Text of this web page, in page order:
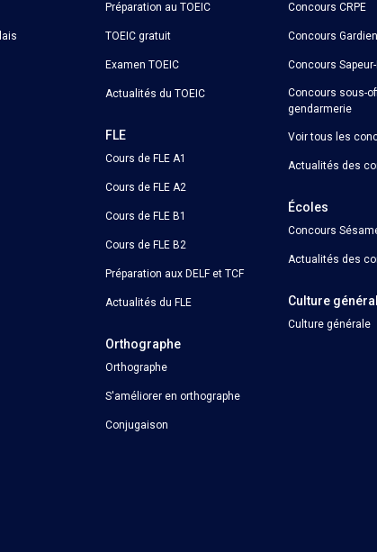
Préparation au TOEIC
TOEIC gratuit
Examen TOEIC
Actualités du TOEIC
FLE
Cours de FLE A1
Cours de FLE A2
Cours de FLE B1
Cours de FLE B2
Préparation aux DELF et TCF
Actualités du FLE
Orthographe
Orthographe
S'améliorer en orthographe
Conjugaison
Concours CRPE
Concours
Concours
Concours sous-
gendarmerie
Voir tous les
Actualités des
Écoles
Concours
Actualités des
Culture
Culture générale